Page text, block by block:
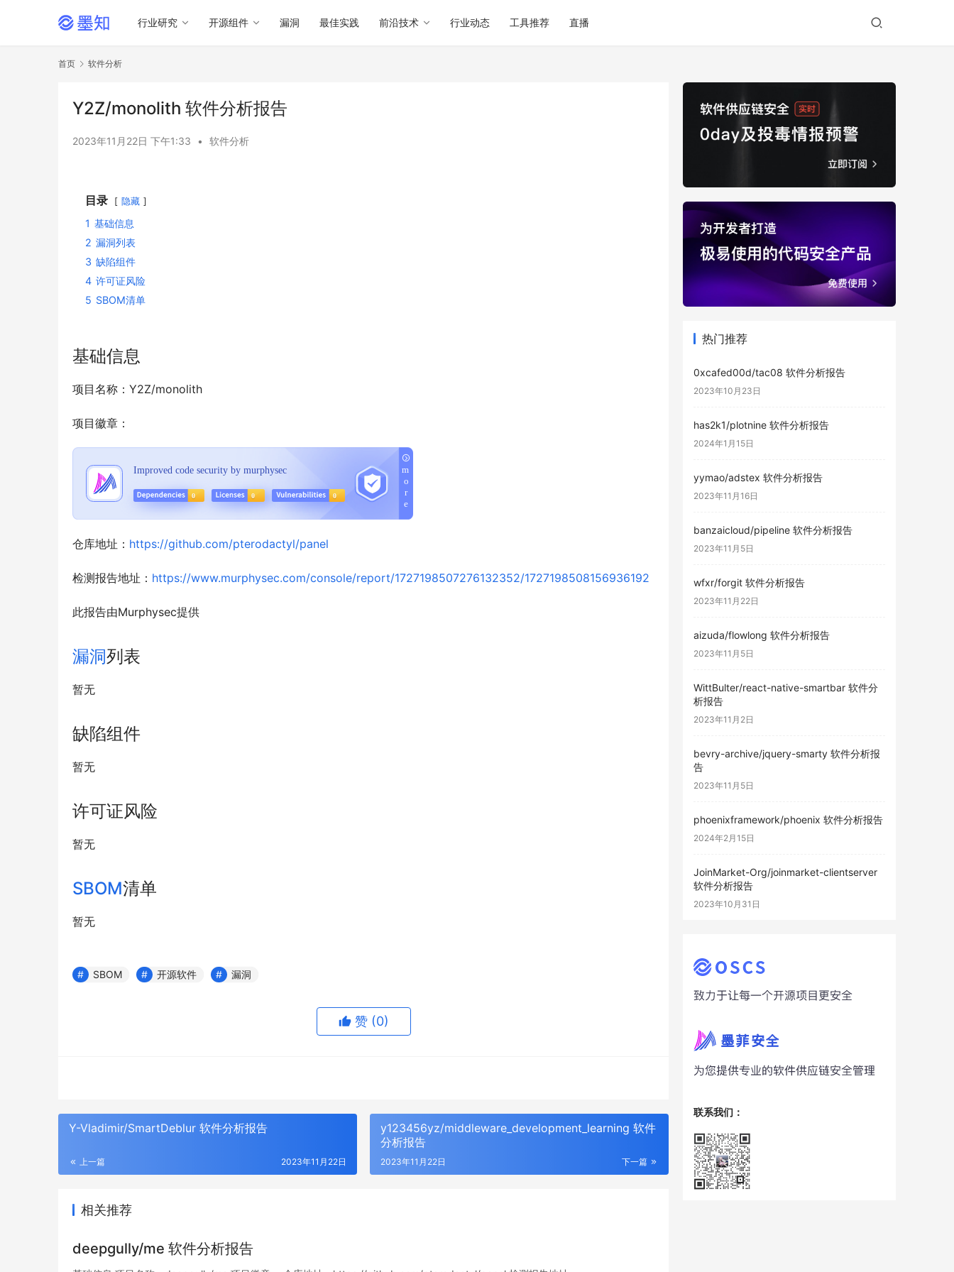
行业研究 开源组件 漏洞 最佳实践 前沿技术 行业动态 工具推荐 直播
首页 软件分析
Y2Z/monolith 软件分析报告
2023年11月22日 下午1:33 • 软件分析
目录 隐藏
1 基础信息
2 漏洞列表
3 缺陷组件
4 许可证风险
5 SBOM清单
基础信息
项目名称：Y2Z/monolith
项目徽章：
仓库地址： https://github.com/pterodactyl/panel
检测报告地址： https://www.murphysec.com/console/report/1727198507276132352/1727198508156936192
此报告由Murphysec提供
漏洞列表
暂无
缺陷组件
暂无
许可证风险
暂无
SBOM清单
暂无
SBOM 开源软件 漏洞
赞 (0)
Y-Vladimir/SmartDeblur 软件分析报告
上一篇 2023年11月22日
y123456yz/middleware_development_learning 软件
分析报告
下一篇
2023年11月22日
相关推荐
deepgully/me 软件分析报告
热门推荐
0xcafed00d/tac08 软件分析报告
2023年10月23日
has2k1/plotnine 软件分析报告
2024年1月15日
yymao/adstex 软件分析报告
2023年11月16日
banzaicloud/pipeline 软件分析报告
2023年11月5日
wfxr/forgit 软件分析报告
2023年11月22日
aizuda/flowlong 软件分析报告
2023年11月5日
WittBulter/react-native-smartbar 软件分
析报告
2023年11月2日
bevry-archive/jquery-smarty 软件分析报
告
2023年11月5日
phoenixframework/phoenix 软件分析报告
2024年2月15日
JoinMarket-Org/joinmarket-clientserver
软件分析报告
2023年10月31日
联系我们：